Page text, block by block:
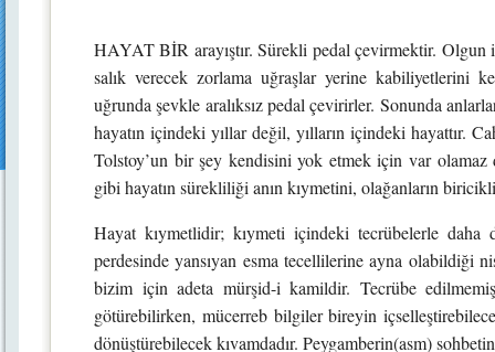
HAYAT BİR arayıştır. Sürekli pedal çevirmektir. Olgun
salık verecek zorlama uğraşlar yerine kabiliyetlerini
uğrunda şevkle aralıksız pedal çevirirler. Sonunda
hayatın içindeki yıllar değil, yılların içindeki hayattır.
Tolstoy’un bir şey kendisini yok etmek için var
gibi hayatın sürekliliği anın kıymetini, olağanların
Hayat kıymetlidir; kıymeti içindeki tecrübelerle daha
perdesinde yansıyan esma tecellilerine ayna olabildiği
bizim için adeta mürşid-i kamildir. Tecrübe
götürebilirken, mücerreb bilgiler bireyin
dönüştürebilecek kıvamdadır. Peygamberin(asm)